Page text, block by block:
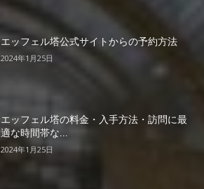
エッフェル塔公式サイトからの予約方法
2024年1月25日
エッフェル塔の料金・入手方法・訪問に最
適な時間帯な...
2024年1月25日